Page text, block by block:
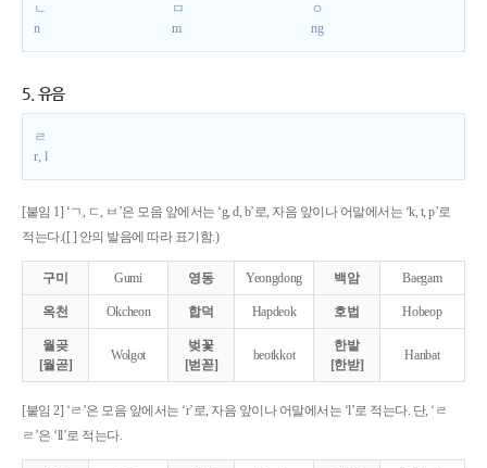
ㄴ
n
ㅁ
m
ㅇ
ng
5. 유음
ㄹ
r, l
[붙임 1] ‘ㄱ, ㄷ, ㅂ’은 모음 앞에서는 ‘g, d, b’로, 자음 앞이나 어말에서는 ‘k, t, p’로
적는다.([ ] 안의 발음에 따라 표기함.)
구미 Gumi 영동 Yeongdong 백암 Baegam
옥천 Okcheon 합덕 Hapdeok 호법 Hobeop
월곶
[월곧]
Wolgot
벚꽃
[벋꼳]
beotkkot
한밭
[한받]
Hanbat
[붙임 2] ‘ㄹ’은 모음 앞에서는 ‘r’로, 자음 앞이나 어말에서는 ‘l’로 적는다. 단, ‘ㄹ
ㄹ’은 ‘ll’로 적는다.